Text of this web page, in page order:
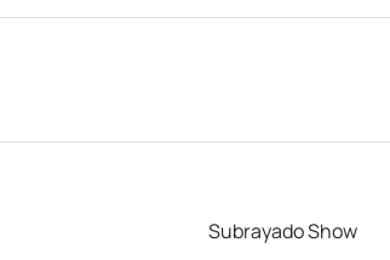
Subrayado Show